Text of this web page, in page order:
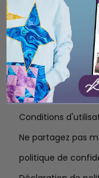
À PROPOS
À propos de SVP
Contact
Conditions
Ne partagez pas
politique de